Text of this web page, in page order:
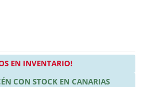
EN INVENTARIO!
CON STOCK EN CANARIAS